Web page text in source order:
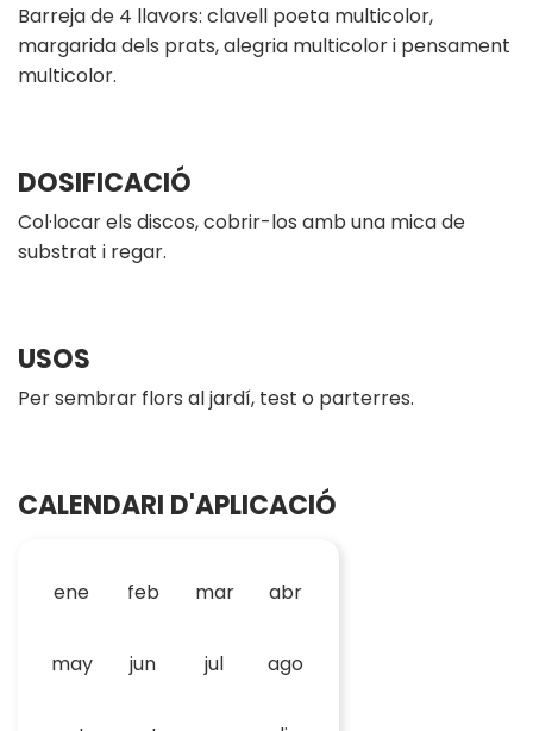
Barreja de 4 llavors: clavell poeta multicolor,
margarida dels prats, alegria multicolor i pensament
multicolor.
DOSIFICACIÓ
Col·locar els discos, cobrir-los amb una mica de
substrat i regar.
USOS
Per sembrar flors al jardí, test o parterres.
CALENDARI D'APLICACIÓ
ene feb mar abr
may jun jul ago